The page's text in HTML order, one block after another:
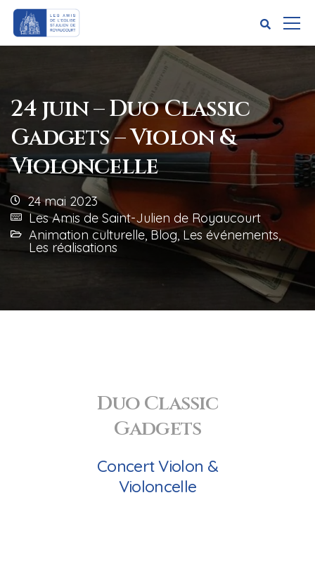
24 juin – Duo Classic
Gadgets – Violon &
Violoncelle
24 mai 2023
Les Amis de Saint-Julien de Royaucourt
Animation culturelle,Blog, Les événements,
Les réalisations
Duo Classic
Gadgets
Concert Violon &
Violoncelle